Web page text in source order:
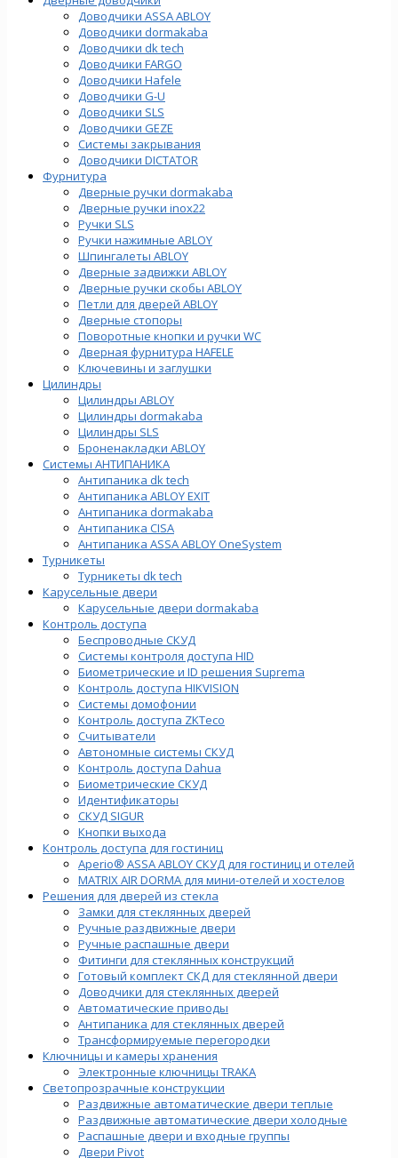
Доводчики ASSA ABLOY
Доводчики dormakaba
Доводчики dk tech
Доводчики FARGO
Доводчики Hafele
Доводчики G-U
Доводчики SLS
Доводчики GEZE
Cистемы закрывания
Доводчики DICTATOR
Фурнитура
Дверные ручки dormakaba
Дверные ручки inox22
Ручки SLS
Ручки нажимные ABLOY
Шпингалеты ABLOY
Дверные задвижки ABLOY
Дверные ручки скобы ABLOY
Петли для дверей ABLOY
Дверные стопоры
Поворотные кнопки и ручки WC
Дверная фурнитура HAFELE
Ключевины и заглушки
Цилиндры
Цилиндры ABLOY
Цилиндры dormakaba
Цилиндры SLS
Броненакладки ABLOY
Системы АНТИПАНИКА
Антипаника dk tech
Антипаника ABLOY EXIT
Антипаника dormakaba
Антипаника СISA
Антипаника ASSA ABLOY OneSystem
Турникеты
Турникеты dk tech
Карусельные двери
Карусельные двери dormakaba
Контроль доступа
Беспроводные СКУД
Системы контроля доступа HID
Биометрические и ID решения Suprema
Контроль доступа HIKVISION
Системы домофонии
Контроль доступа ZKTeco
Считыватели
Автономные системы СКУД
Контроль доступа Dahua
Биометрические СКУД
Идентификаторы
СКУД SIGUR
Кнопки выхода
Контроль доступа для гостиниц
Aperio® ASSA ABLOY СКУД для гостиниц и отелей
MATRIX AIR DORMA для мини-отелей и хостелов
Решения для дверей из стекла
Замки для стеклянных дверей
Ручные раздвижные двери
Ручные распашные двери
Фитинги для стеклянных конструкций
Готовый комплект СКД для стеклянной двери
Доводчики для стеклянных дверей
Автоматические приводы
Антипаника для стеклянных дверей
Трансформируемые перегородки
Ключницы и камеры хранения
Электронные ключницы TRAKA
Светопрозрачные конструкции
Раздвижные автоматические двери теплые
Раздвижные автоматические двери холодные
Распашные двери и входные группы
Двери Pivot